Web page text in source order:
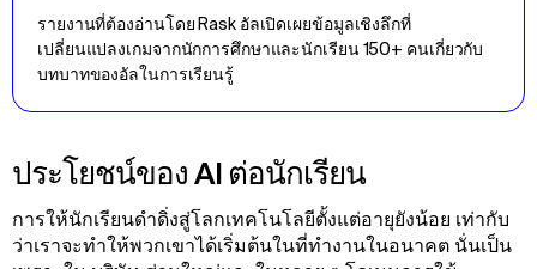
รายงานที่ต้องอ่านโดย Rask อัลเปิดเผยข้อมูลเชิงลึกที่
เปลี่ยนแปลงเกมจากนักการศึกษาและนักเรียน 150+ คนเกี่ยวกับ
บทบาทของอัลในการเรียนรู้
ประโยชน์ของ AI ต่อนักเรียน
การให้นักเรียนดําดิ่งสู่โลกเทคโนโลยีตั้งแต่อายุยังน้อย เท่ากับ
ว่าเราจะทําให้พวกเขาได้เริ่มต้นในที่ทํางานในอนาคต นั่นเป็น